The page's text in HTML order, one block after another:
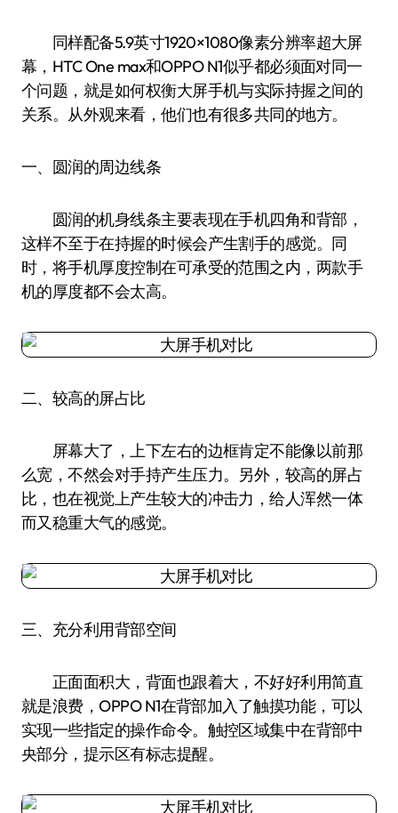
同样配备5.9英寸1920×1080像素分辨率超大屏
幕，HTC One max和OPPO N1似乎都必须面对同一
个问题，就是如何权衡大屏手机与实际持握之间的
关系。从外观来看，他们也有很多共同的地方。
一、圆润的周边线条
圆润的机身线条主要表现在手机四角和背部，
这样不至于在持握的时候会产生割手的感觉。同
时，将手机厚度控制在可承受的范围之内，两款手
机的厚度都不会太高。
二、较高的屏占比
屏幕大了，上下左右的边框肯定不能像以前那
么宽，不然会对手持产生压力。另外，较高的屏占
比，也在视觉上产生较大的冲击力，给人浑然一体
而又稳重大气的感觉。
三、充分利用背部空间
正面面积大，背面也跟着大，不好好利用简直
就是浪费，OPPO N1在背部加入了触摸功能，可以
实现一些指定的操作命令。触控区域集中在背部中
央部分，提示区有标志提醒。